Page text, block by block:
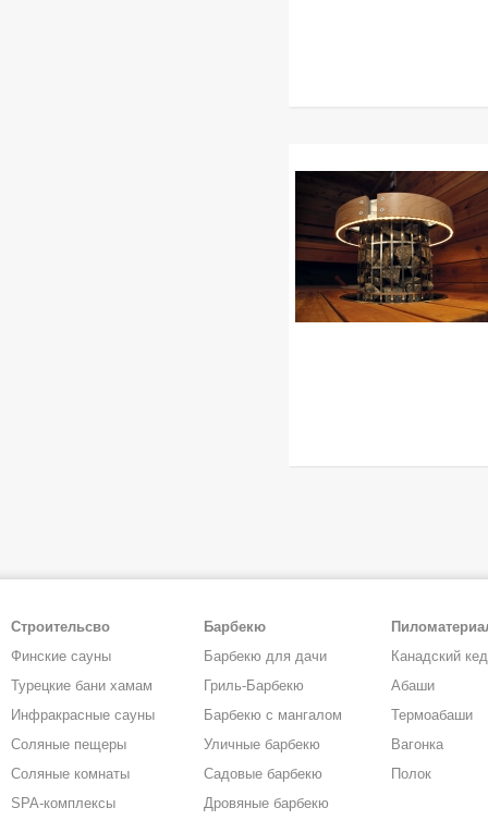
Строительсво
Финские сауны
Турецкие бани хамам
Инфракрасные сауны
Соляные пещеры
Соляные комнаты
SPA-комплексы
Барбекю
Барбекю для дачи
Гриль-Барбекю
Барбекю с мангалом
Уличные барбекю
Садовые барбекю
Дровяные барбекю
Канадский
Абаши
Термоабаши
Вагонка
Полок